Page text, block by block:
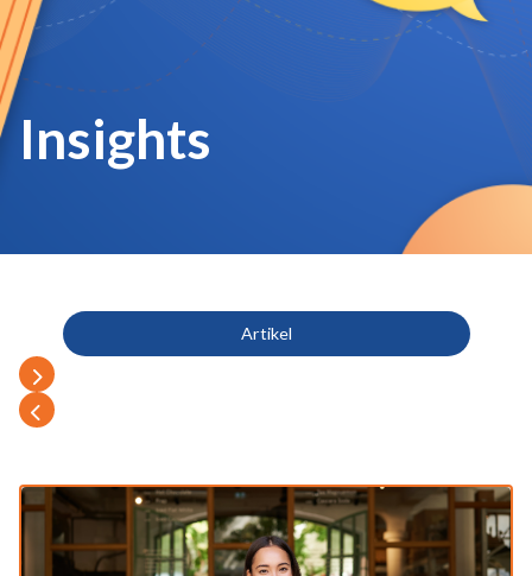
Insights
Artikel